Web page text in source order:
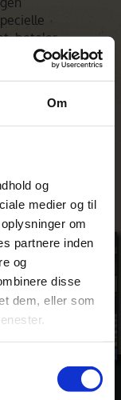
Om
og
medier og til
om
partnere inden
og
disse
dem, eller som
betaler